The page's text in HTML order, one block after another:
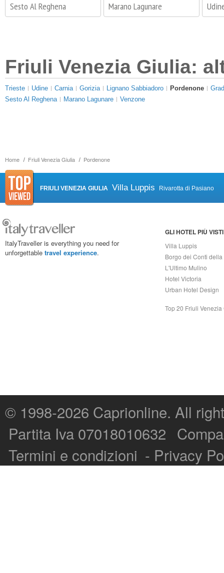
Home Friuli Venezia Giulia Pordenone
Sesto Al Reghena Marano Lagunare
Friuli Venezia Giulia:
Trieste Udine Carnia Gorizia Lignano Sabbiadoro Pordenone
Sesto Al Reghena
Marano Lagunare Venzone
FRIULI VENEZIA GIULIA Villa Luppis Rivarotta di Pasiano
ItalyTraveller is everything you need for
unforgettable travel experience.
GLI HOTEL PIÙ VISTI
Villa Luppis
Borgo dei Conti della
L'Ultimo Mulino
Hotel Victoria
Urban Hotel Design
Top 20 Friuli Venezia
© 1998-2026 Caprionline. All
Partita Iva 07018010632
Termini e condizioni - Privacy
Capri On Line Srl, Via Le Botteghe 10a - 80073 CAPRI (NA) Italy
P.Iva, C.F. e n.Reg.Imprese Napoli: 07018010632 - Rea n.557643